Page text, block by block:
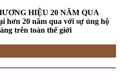
HIỆU 20 NĂM QUA
hơn 20 năm qua với sự ủng hộ
trên toàn thế giới